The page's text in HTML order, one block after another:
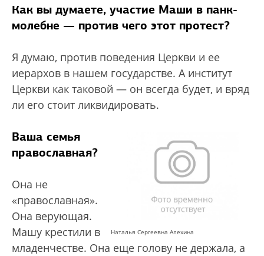
Как вы думаете, участие Маши в панк-
молебне — против чего этот протест?
Я думаю, против поведения Церкви и ее
иерархов в нашем государстве. А институт
Церкви как таковой — он всегда будет, и вряд
ли его стоит ликвидировать.
Наталья Сергеевна Алехина
Ваша семья
православная?
Она не
«православная».
Она верующая.
Машу крестили в
младенчестве. Она еще голову не держала, а